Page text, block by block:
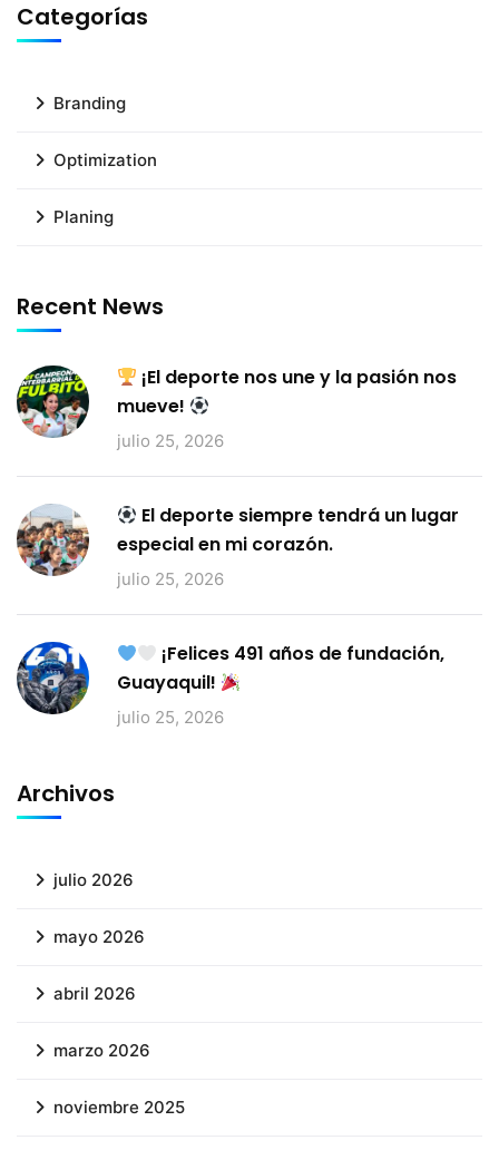
Categorías
Branding
Optimization
Planing
Recent News
¡El deporte nos une y la pasión nos
mueve!
julio 25, 2026
El deporte siempre tendrá un lugar
especial en mi corazón.
julio 25, 2026
¡Felices 491 años de fundación,
Guayaquil!
julio 25, 2026
Archivos
julio 2026
mayo 2026
abril 2026
marzo 2026
noviembre 2025